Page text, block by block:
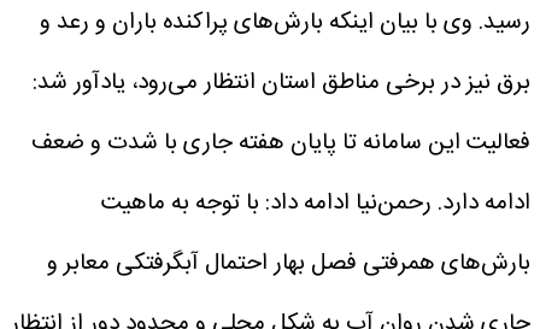
رسید. وی با بیان اینکه بارش‌های پراکنده باران و رعد و
برق نیز در برخی مناطق استان انتظار می‌رود، یادآور شد:
فعالیت این سامانه تا پایان هفته جاری با شدت و ضعف
ادامه دارد. رحمن‌نیا ادامه داد: با توجه به ماهیت
بارش‌های همرفتی فصل بهار احتمال آبگرفتکی معابر و